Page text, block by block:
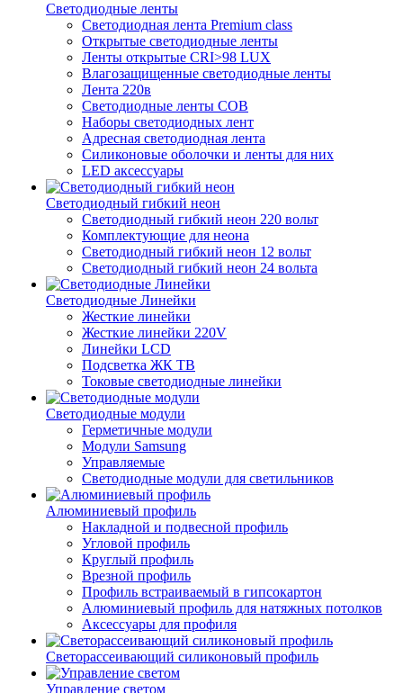
Светодиодные ленты
Светодиодная лента Premium class
Открытые светодиодные ленты
Ленты открытые CRI>98 LUX
Влагозащищенные светодиодные ленты
Лента 220в
Светодиодные ленты COB
Наборы светодиодных лент
Адресная светодиодная лента
Силиконовые оболочки и ленты для них
LED аксессуары
Светодиодный гибкий неон
Светодиодный гибкий неон 220 вольт
Комплектующие для неона
Светодиодный гибкий неон 12 вольт
Светодиодный гибкий неон 24 вольта
Светодиодные Линейки
Жесткие линейки
Жесткие линейки 220V
Линейки LCD
Подсветка ЖК ТВ
Токовые светодиодные линейки
Светодиодные модули
Герметичные модули
Модули Samsung
Управляемые
Светодиодные модули для светильников
Алюминиевый профиль
Накладной и подвесной профиль
Угловой профиль
Круглый профиль
Врезной профиль
Профиль встраиваемый в гипсокартон
Алюминиевый профиль для натяжных потолков
Аксессуары для профиля
Светорассеивающий силиконовый профиль
Управление светом